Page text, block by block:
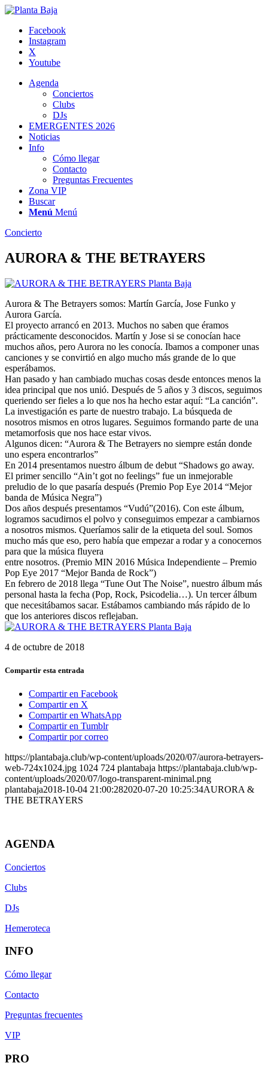
Facebook
Instagram
X
Youtube
Agenda
Conciertos
Clubs
DJs
EMERGENTES 2026
Noticias
Info
Cómo llegar
Contacto
Preguntas Frecuentes
Zona VIP
Buscar
Menú Menú
Concierto
AURORA & THE BETRAYERS
Aurora & The Betrayers somos: Martín García, Jose Funko y
Aurora García.
El proyecto arrancó en 2013. Muchos no saben que éramos
prácticamente desconocidos. Martín y Jose si se conocían hace
muchos años, pero Aurora no les conocía. Ibamos a componer unas
canciones y se convirtió en algo mucho más grande de lo que
esperábamos.
Han pasado y han cambiado muchas cosas desde entonces menos la
idea principal que nos unió. Después de 5 años y 3 discos, seguimos
queriendo ser fieles a lo que nos ha hecho estar aquí: “La canción”.
La investigación es parte de nuestro trabajo. La búsqueda de
nosotros mismos en otros lugares. Seguimos formando parte de una
metamorfosis que nos hace estar vivos.
Algunos dicen: “Aurora & The Betrayers no siempre están donde
uno espera encontrarlos”
En 2014 presentamos nuestro álbum de debut “Shadows go away.
El primer sencillo “Ain’t got no feelings” fue un inmejorable
preludio de lo que pasaría después (Premio Pop Eye 2014 “Mejor
banda de Música Negra”)
Dos años después presentamos “Vudú”(2016). Con este álbum,
logramos sacudirnos el polvo y conseguimos empezar a cambiarnos
a nosotros mismos. Queríamos salir de la etiqueta del soul. Somos
mucho más que eso, pero había que empezar a rodar y a conocernos
para que la música fluyera
entre nosotros. (Premio MIN 2016 Música Independiente – Premio
Pop Eye 2017 “Mejor Banda de Rock”)
En febrero de 2018 llega “Tune Out The Noise”, nuestro álbum más
personal hasta la fecha (Pop, Rock, Psicodelia…). Un tercer álbum
que necesitábamos sacar. Estábamos cambiando más rápido de lo
que los anteriores discos reflejaban.
4 de octubre de 2018
Compartir esta entrada
Compartir en Facebook
Compartir en X
Compartir en WhatsApp
Compartir en Tumblr
Compartir por correo
https://plantabaja.club/wp-content/uploads/2020/07/aurora-betrayers-
web-724x1024.jpg 1024 724 plantabaja https://plantabaja.club/wp-
content/uploads/2020/07/logo-transparent-minimal.png
plantabaja2018-10-04 21:00:282020-07-20 10:25:34AURORA &
THE BETRAYERS
AGENDA
Conciertos
Clubs
DJs
Hemeroteca
INFO
Cómo llegar
Contacto
Preguntas frecuentes
VIP
PRO